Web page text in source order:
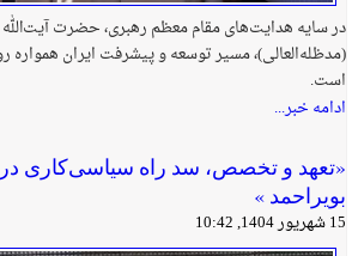
در سایه هدایت‌های مقام معظم رهبری، حضرت
(مدظله‌العالی)، مسیر توسعه و پیشرفت ایران همواره
است.
ادامه خبر...
«تعهد و تخصص، سد راه سیاسی‌کاری
بویراحمد »
15 شهریور 1404, 10:42